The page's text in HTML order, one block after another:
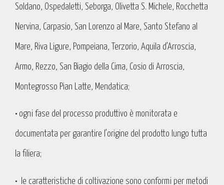
Soldano, Ospedaletti, Seborga, Olivetta S. Michele, Rocchetta
Nervina, Carpasio, San Lorenzo al Mare, Santo Stefano al
Mare, Riva Ligure, Pompeiana, Terzorio, Aquila d’Arroscia,
Armo, Rezzo, San Biagio della Cima, Cosio di Arroscia,
Montegrosso Pian Latte, Mendatica;
• ogni fase del processo produttivo è monitorata e
documentata per garantire l’origine del prodotto lungo tutta
la filiera;
• le caratteristiche di coltivazione sono conformi per metodi